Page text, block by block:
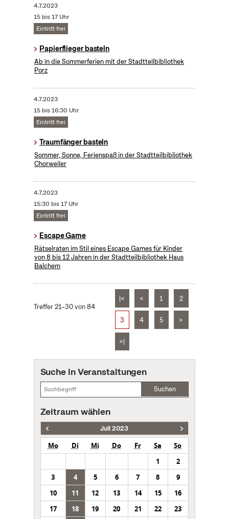
4.7.2023
15 bis 17 Uhr
Eintritt frei
Papierflieger basteln
Ab in die Sommerferien mit der Stadtteilbibliothek
Porz
4.7.2023
15 bis 16:30 Uhr
Eintritt frei
Traumfänger basteln
Sommer, Sonne, Ferienspaß in der Stadtteilbibliothek
Chorweiler
4.7.2023
15:30 bis 17 Uhr
Eintritt frei
Escape Game
Rätselraten im Stil eines Escape Games für Kinder
von 8 bis 12 Jahren in der Stadtteilbibliothek Haus
Balchem
Treffer 21–30 von 84
|< < 1 2
3 4 5 >
>|
Suche in Veranstaltungen
Suchen
Zeitraum wählen
Juli 2023
Mo Di Mi Do Fr Sa
So
1
2
3
4 5 6 7 8
9
10
11 12 13 14 15
16
17
18 19 20 21 22
23